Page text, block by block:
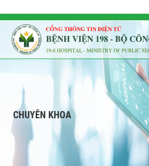
CHUYÊN KHOA